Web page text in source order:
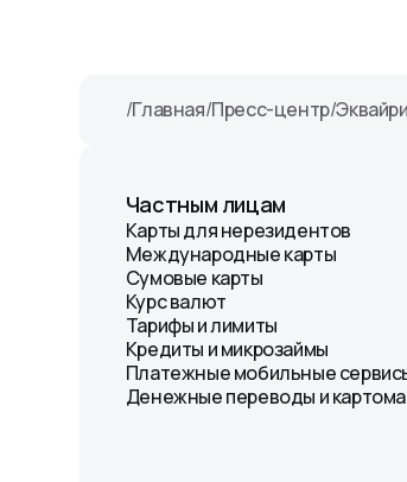
/Главная/Пресс-центр/
Частным лицам
Карты для нерезидентов
Международные карты
Сумовые карты
Курс валют
Тарифы и лимиты
Кредиты и микрозаймы
Платежные мобильные
Денежные переводы и